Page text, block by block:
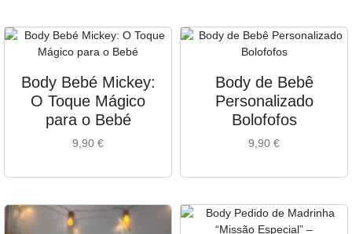
Body Bebé Mickey:
O Toque Mágico
para o Bebé
9,90 €
Body de Bebê
Personalizado
Bolofofos
9,90 €